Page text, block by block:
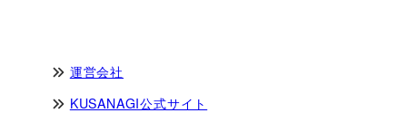
運営会社
KUSANAGI公式サイト